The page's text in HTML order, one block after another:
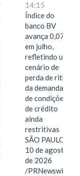
14:15
Índice do
banco BV
avança 0,07%
em julho,
refletindo um
cenário de
perda de ritmo
da demanda e
de condições
de crédito
ainda
restritivas
SÃO PAULO,
10 de agosto
de 2026
/PRNewswire/